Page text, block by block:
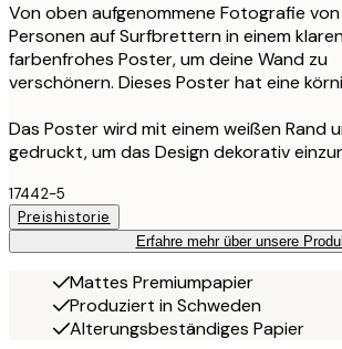
Von oben aufgenommene Fotografie
Personen auf Surfbrettern in einem
farbenfrohes Poster, um deine Wand zu
verschönern. Dieses Poster hat eine
Das Poster wird mit einem weißen Rand
gedruckt, um das Design dekorativ
17442-5
Preishistorie
Erfahre mehr über unsere
Mattes Premiumpapier
Produziert in Schweden
Alterungsbeständiges Papier